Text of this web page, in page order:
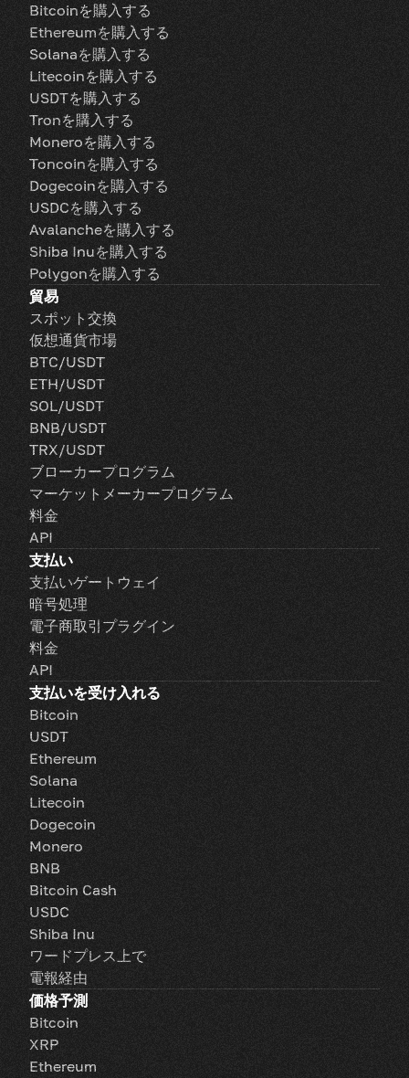
Bitcoinを購入する
Ethereumを購入する
Solanaを購入する
Litecoinを購入する
USDTを購入する
Tronを購入する
Moneroを購入する
Toncoinを購入する
Dogecoinを購入する
USDCを購入する
Avalancheを購入する
Shiba Inuを購入する
Polygonを購入する
貿易
スポット交換
仮想通貨市場
BTC/USDT
ETH/USDT
SOL/USDT
BNB/USDT
TRX/USDT
ブローカープログラム
マーケットメーカープログラム
料金
API
支払い
支払いゲートウェイ
暗号処理
電子商取引プラグイン
料金
API
支払いを受け入れる
Bitcoin
USDT
Ethereum
Solana
Litecoin
Dogecoin
Monero
BNB
Bitcoin Cash
USDC
Shiba Inu
ワードプレス上で
電報経由
価格予測
Bitcoin
XRP
Ethereum